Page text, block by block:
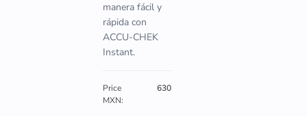
manera fácil y
rápida con
ACCU-CHEK
Instant.
Price
MXN:
630